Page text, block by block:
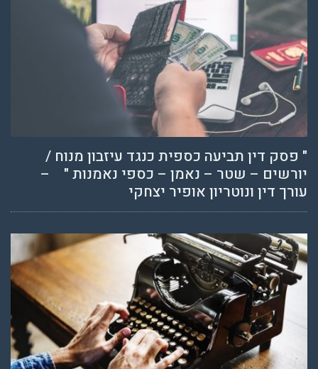
" פסק דין תביעה כספית כנגד עיזבון מנוח /
יורשים – שטר – נאמן – כספי נאמנות " –
עורך דין ונוטריון אופיר יצחקי